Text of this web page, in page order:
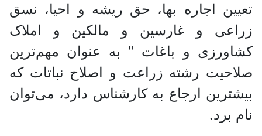
اجاره بها، حق ریشه و احیا، نسق
و غارسین و مالکین و املاک
و باغات " به عنوان مهم‌ترین
رشته زراعت و اصلاح نباتات که
ارجاع به کارشناس دارد، می‌توان
برد.